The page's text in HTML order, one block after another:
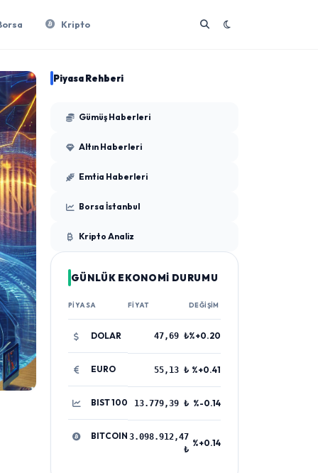
Kripto
Piyasa Rehberi
Gümüş Haberleri
Altın Haberleri
Emtia Haberleri
Borsa İstanbul
Kripto Analiz
GÜNLÜK EKONOMİ DURUMU
PIYASA FIYAT DEĞIŞIM
DOLAR 47,69 ₺%+0.20
EURO 55,13 ₺ %+0.41
BIST 100 13.779,39 ₺ %-0.14
BITCOIN 3.098.912,47
₺
%+0.14